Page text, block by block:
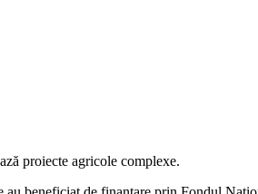
proiecte agricole complexe.